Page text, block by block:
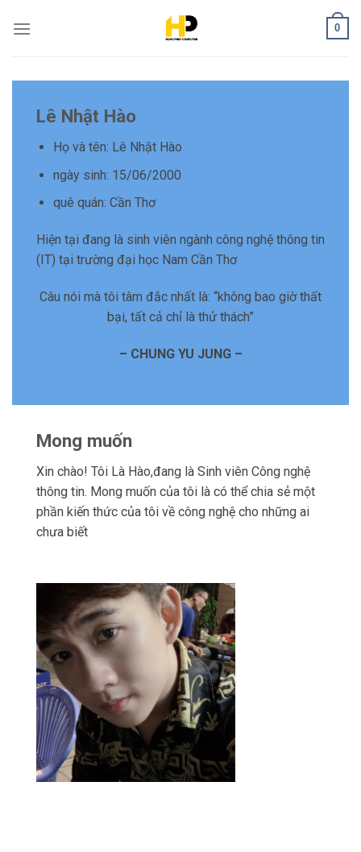
0
Lê Nhật Hào
Họ và tên: Lê Nhật Hào
ngày sinh: 15/06/2000
quê quán: Cần Thơ
Hiện tại đang là sinh viên ngành công nghệ thông tin
(IT) tại trường đại học Nam Cần Thơ
Câu nói mà tôi tâm đắc nhất là: “không bao giờ thất
bại, tất cả chỉ là thử thách”
– CHUNG YU JUNG –
Mong muốn
Xin chào! Tôi Là Hào,đang là Sinh viên Công nghệ
thông tin. Mong muốn của tôi là có thể chia sẻ một
phần kiến thức của tôi về công nghệ cho những ai
chưa biết